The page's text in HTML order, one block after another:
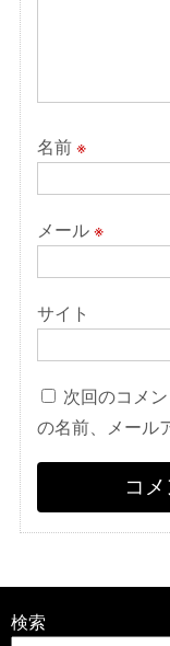
名前※
メール※
サイト
次回のコメ
の名前、メール
検索